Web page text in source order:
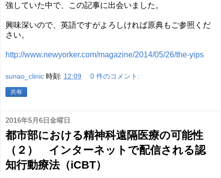
強していた中で、この記事に出会いました。
興味深いので、英語ですがよろしければ原典もご参照くだ
さい。
http://www.newyorker.com/magazine/2014/05/26/the-yips
sunao_clinic 時刻: 12:09 0 件のコメント:
共有
2016年5月6日金曜日
都市部における精神科遠隔医療の可能性
（２） インターネットで配信される認
知行動療法（iCBT）